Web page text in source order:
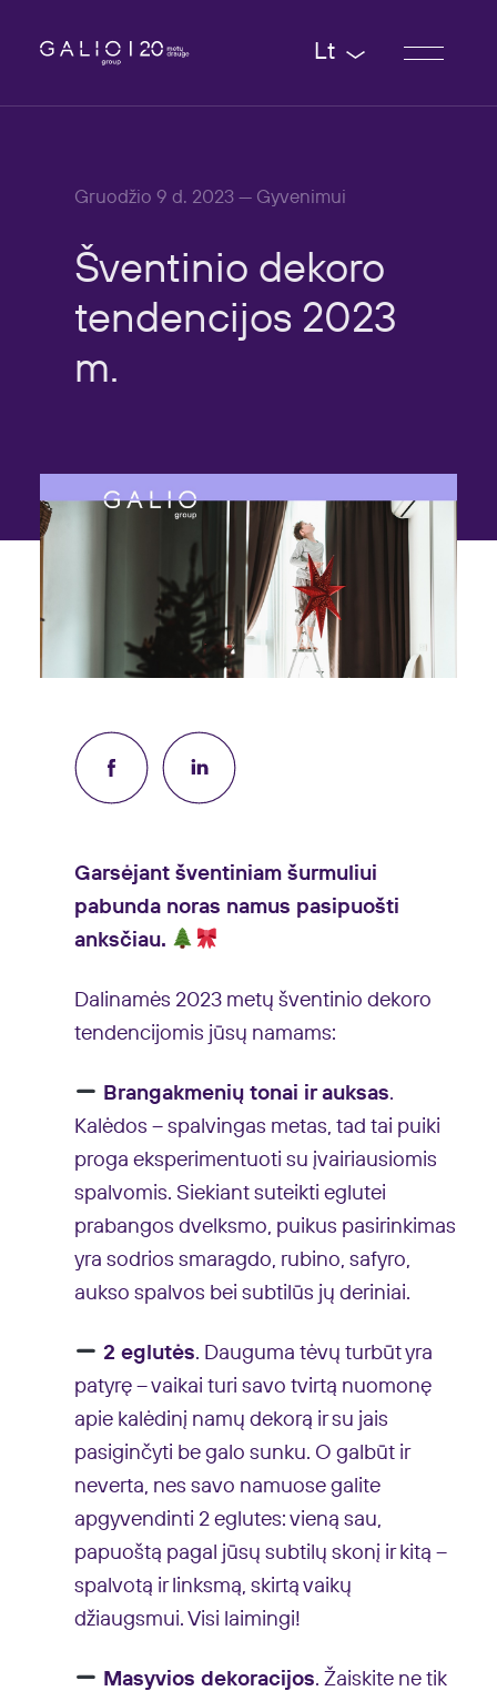
Lt
Gruodžio 9 d. 2023 — Gyvenimui
Šventinio dekoro
tendencijos 2023
m.
Garsėjant šventiniam šurmuliui
pabunda noras namus pasipuošti
anksčiau.
Dalinamės 2023 metų šventinio dekoro
tendencijomis jūsų namams:
Brangakmenių tonai ir auksas.
Kalėdos – spalvingas metas, tad tai puiki
proga eksperimentuoti su įvairiausiomis
spalvomis. Siekiant suteikti eglutei
prabangos dvelksmo, puikus pasirinkimas
yra sodrios smaragdo, rubino, safyro,
aukso spalvos bei subtilūs jų deriniai.
2 eglutės. Dauguma tėvų turbūt yra
patyrę – vaikai turi savo tvirtą nuomonę
apie kalėdinį namų dekorą ir su jais
pasiginčyti be galo sunku. O galbūt ir
neverta, nes savo namuose galite
apgyvendinti 2 eglutes: vieną sau,
papuoštą pagal jūsų subtilų skonį ir kitą –
spalvotą ir linksmą, skirtą vaikų
džiaugsmui. Visi laimingi!
Masyvios dekoracijos. Žaiskite ne tik